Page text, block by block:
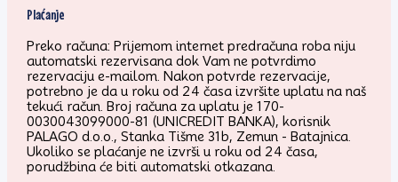
Plaćanje
Preko računa: Prijemom internet predračuna roba niju
automatski rezervisana dok Vam ne potvrdimo
rezervaciju e-mailom. Nakon potvrde rezervacije,
potrebno je da u roku od 24 časa izvršite uplatu na naš
tekući račun. Broj računa za uplatu je 170-
0030043099000-81 (UNICREDIT BANKA), korisnik
PALAGO d.o.o., Stanka Tišme 31b, Zemun - Batajnica.
Ukoliko se plaćanje ne izvrši u roku od 24 časa,
porudžbina će biti automatski otkazana.